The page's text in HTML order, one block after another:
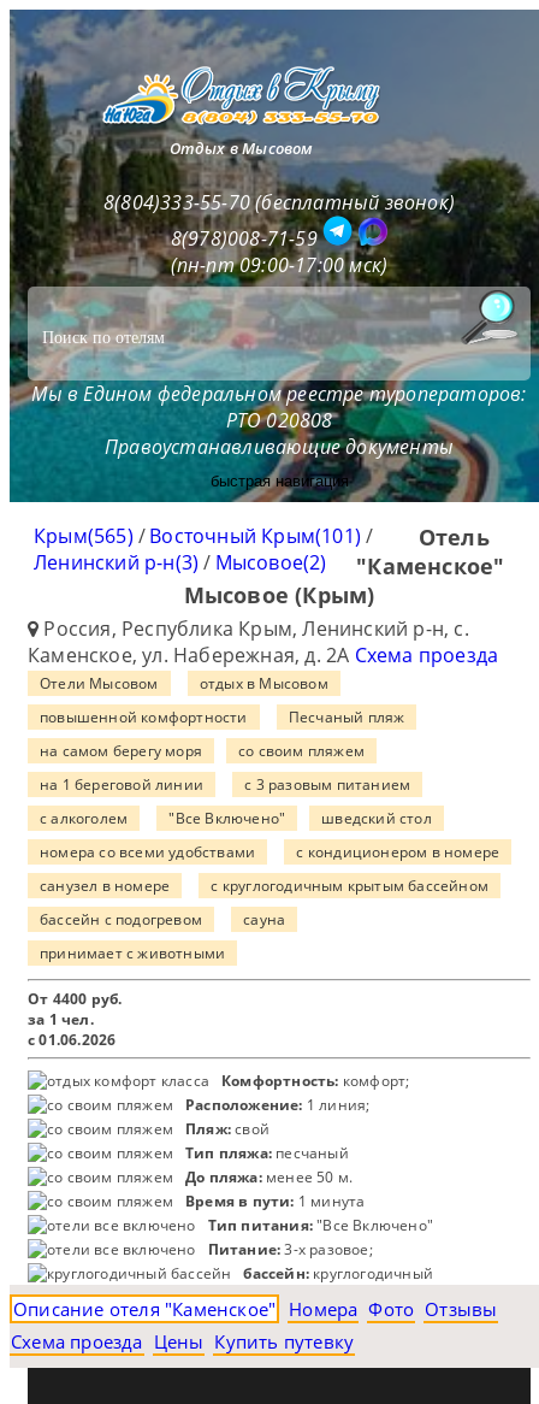
Отдых в Мысовом
8(804)333-55-70 (бесплатный звонок)
8(978)008-71-59
(пн-пт 09:00-17:00 мск)
Мы в Едином федеральном реестре туроператоров:
РТО 020808
Правоустанавливающие документы
быстрая навигация
Крым(565) /Восточный Крым(101) /
Ленинский р-н(3) / Мысовое(2)
Отель
"Каменское"
Мысовое (Крым)
Россия, Республика Крым, Ленинский р-н, с.
Каменское, ул. Набережная, д. 2А Схема проезда
Отели Мысовом
отдых в Мысовом
повышенной комфортности
Песчаный пляж
на самом берегу моря
со своим пляжем
на 1 береговой линии
с 3 разовым питанием
с алкоголем
"Все Включено"
шведский стол
номера со всеми удобствами
с кондиционером в номере
санузел в номере
с круглогодичным крытым бассейном
бассейн с подогревом
сауна
принимает с животными
От 4400 руб.
за 1 чел.
с 01.06.2026
Комфортность: комфорт;
Расположение: 1 линия;
Пляж:свой
Тип пляжа: песчаный
До пляжа:менее 50 м.
Время в пути: 1 минута
Тип питания:"Все Включено"
Питание:3-х разовое;
бассейн: круглогодичный
Описание отеля "Каменское" Номера Фото Отзывы
Схема проезда Цены Купить путевку